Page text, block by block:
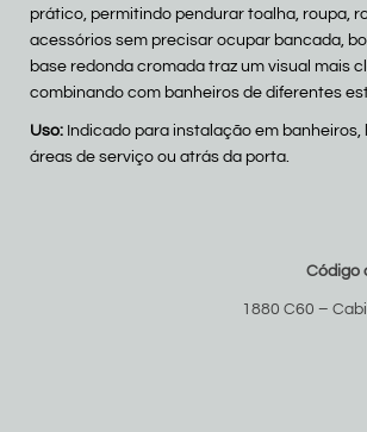
prático, permitindo pendurar toalha, roupa,
acessórios sem precisar ocupar bancada,
base redonda cromada traz um visual mais
combinando com banheiros de diferentes
Uso: Indicado para instalação em banheiros,
áreas de serviço ou atrás da porta.
Código
1880 C60 –